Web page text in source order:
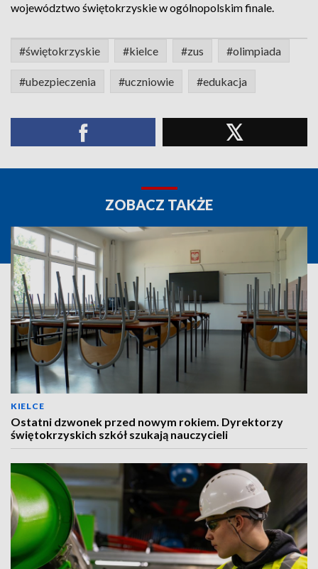
województwo świętokrzyskie w ogólnopolskim finale.
#świętokrzyskie #kielce #zus #olimpiada
#ubezpieczenia #uczniowie #edukacja
ZOBACZ TAKŻE
KIELCE
Ostatni dzwonek przed nowym rokiem. Dyrektorzy
świętokrzyskich szkół szukają nauczycieli